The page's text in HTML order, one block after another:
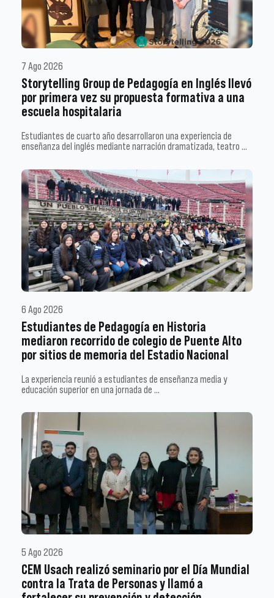
7 Ago 2026
Storytelling Group de Pedagogía en Inglés llevó
por primera vez su propuesta formativa a una
escuela hospitalaria
Estudiantes de cuarto año desarrollaron una experiencia de
enseñanza del inglés mediante narración dramatizada, teatro …
6 Ago 2026
Estudiantes de Pedagogía en Historia
mediaron recorrido de colegio de Puente Alto
por sitios de memoria del Estadio Nacional
La experiencia reunió a estudiantes de enseñanza media y
educación superior en una jornada de …
5 Ago 2026
CEM Usach realizó seminario por el Día Mundial
contra la Trata de Personas y llamó a